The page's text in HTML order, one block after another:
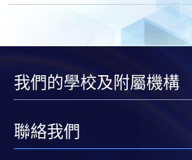
親身報名/郵遞
凡以「先到先得」為取錄方式
我們的學校及附屬機構
聯絡我們